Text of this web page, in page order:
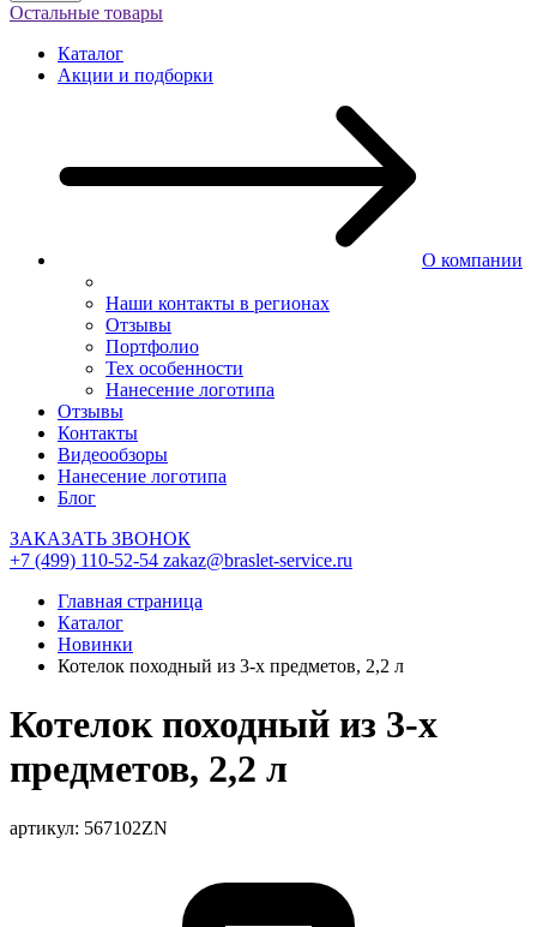
Остальные товары
Каталог
Акции и подборки
О компании
Наши контакты в регионах
Отзывы
Портфолио
Тех особенности
Нанесение логотипа
Отзывы
Контакты
Видеообзоры
Нанесение логотипа
Блог
ЗАКАЗАТЬ ЗВОНОК
+7 (499) 110-52-54 zakaz@braslet-service.ru
Главная страница
Каталог
Новинки
Котелок походный из 3-х предметов, 2,2 л
Котелок походный из 3-х
предметов, 2,2 л
артикул: 567102ZN